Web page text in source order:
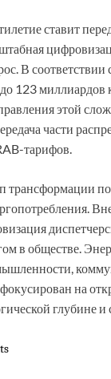
ставит
В
123 миллиардов
этой
части
тарифов.
в обществе.
на
глубине